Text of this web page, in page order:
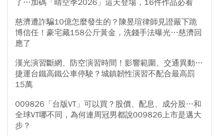
了…加碼「晴空季2026」這天登場，16件作品必看
慈濟遭詐騙10億怎麼發生的？陳昱瑄律師見證嚴下跪
博信任！豪宅藏158公斤黃金，洗錢手法曝光…慈濟回
應了
漢光演習斷網、防空演習時間！影響範圍、交通異動…
捷運台鐵高鐵公車停駛？城鎮韌性演習不配合最高罰
15萬
009826「台版VT」可以買？股價、配息、成分股…和
全球VT哪不同，為何連周冠男都說009826上市是邁大
步？